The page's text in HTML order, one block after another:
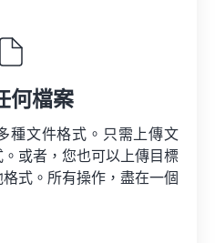
何檔案
種文件格式。只需上傳文
或者，您也可以上傳目標
式。所有操作，盡在一個